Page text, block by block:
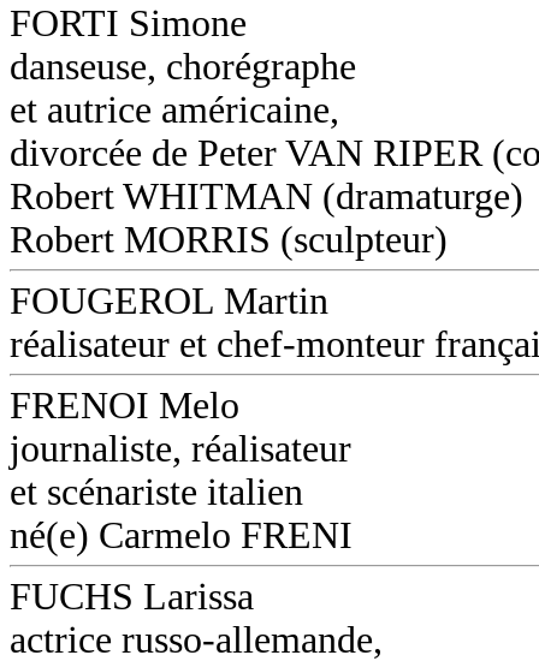
FORTI Simone
danseuse, chorégraphe
et autrice américaine,
divorcée de Peter VAN RIPER
Robert WHITMAN (dramaturge)
Robert MORRIS (sculpteur)
FOUGEROL Martin
réalisateur et chef-monteur
FRENOI Melo
journaliste, réalisateur
et scénariste italien
né(e) Carmelo FRENI
FUCHS Larissa
actrice russo-allemande,